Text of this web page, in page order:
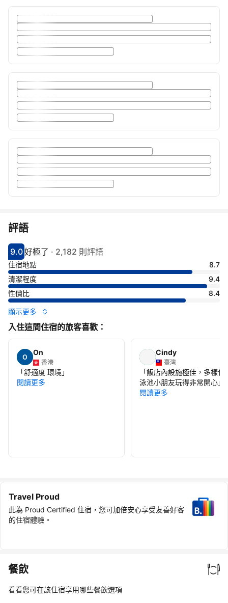
評語
分數9分
9.0
評比好極了
好極了 · 2,182 則評語
住宿地點
8.7
清潔程度
9.4
性價比
8.4
顯示更多
入住這間住宿的旅客喜歡：
On
香港
「舒適度 環境 」
閱讀更多
Cindy
臺灣
「飯店內設施極佳，多樣化
泳池小朋友玩得非常開心」
閱讀更多
Travel Proud
此為 Proud Certified 住宿，您可加倍安心享受友善好客
的住宿體驗。
餐飲
看看您可在該住宿享用哪些餐飲選項